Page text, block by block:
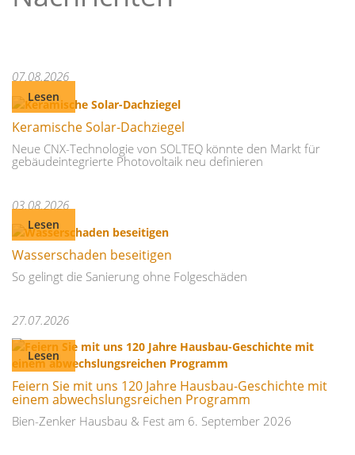
07.08.2026
Lesen
Keramische Solar-Dachziegel
Neue CNX-Technologie von SOLTEQ könnte den Markt für
gebäudeintegrierte Photovoltaik neu definieren
03.08.2026
Lesen
Wasserschaden beseitigen
So gelingt die Sanierung ohne Folgeschäden
27.07.2026
Lesen
Feiern Sie mit uns 120 Jahre Hausbau-Geschichte mit
einem abwechslungsreichen Programm
Bien-Zenker Hausbau & Fest am 6. September 2026